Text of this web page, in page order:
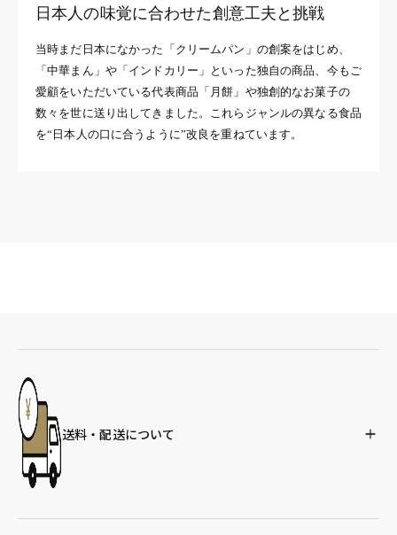
日本人の味覚に合わせた創意工夫と挑戦
当時まだ日本になかった「クリームパン」の創案をはじめ、
「中華まん」や「インドカリー」といった独自の商品、今もご
愛顧をいただいている代表商品「月餅」や独創的なお菓子の
数々を世に送り出してきました。これらジャンルの異なる食品
を“日本人の口に合うように”改良を重ねています。
送料・配送について